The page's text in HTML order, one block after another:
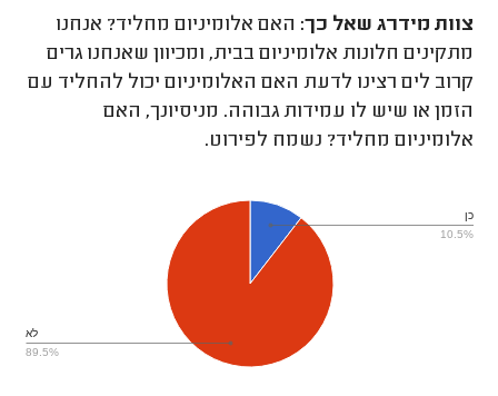
צוות מידרג שאל כך: האם אלומיניום מחליד? אנחנו
מתקינים חלונות אלומיניום בבית, ומכיוון שאנחנו גרים
קרוב לים רצינו לדעת האם האלומיניום יכול להחליד עם
הזמן או שיש לו עמידות גבוהה. מניסיונך, האם
אלומיניום מחליד? נשמח לפירוט.
כן
10.5%
לא
89.5%